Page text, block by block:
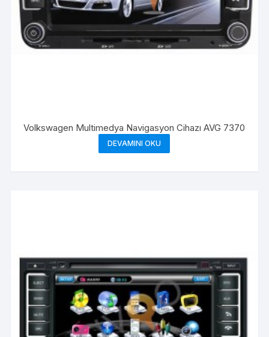
Volkswagen Multimedya Navigasyon Cihazı AVG 7370
DEVAMINI OKU